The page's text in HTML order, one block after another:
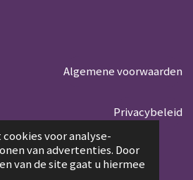
voor analyse-
van advertenties. Door
van de site gaat u hiermee
Algemene voorwaarden
Privacybeleid